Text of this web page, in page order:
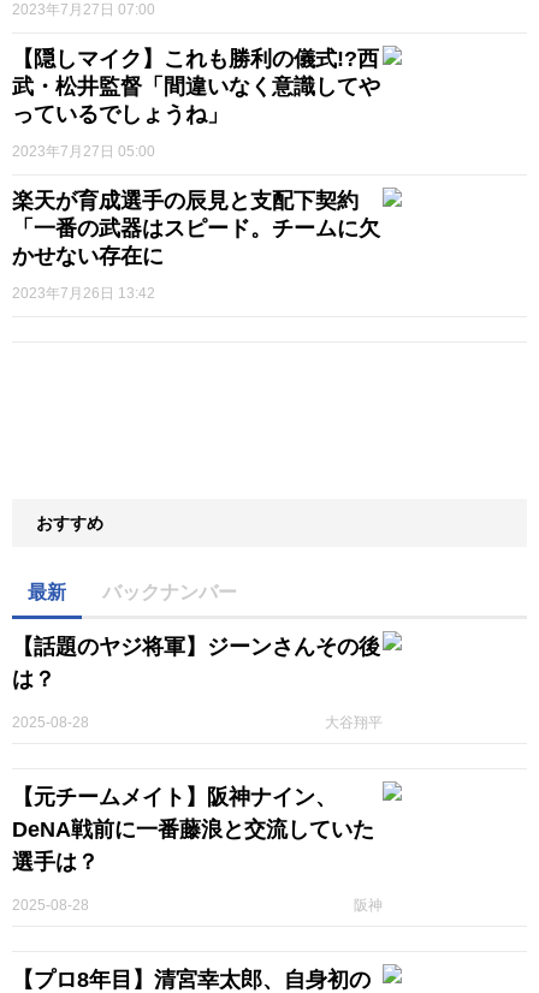
2023年7月27日 07:00
【隠しマイク】これも勝利の儀式!?西
武・松井監督「間違いなく意識してや
っているでしょうね」
2023年7月27日 05:00
楽天が育成選手の辰見と支配下契約
「一番の武器はスピード。チームに欠
かせない存在に
2023年7月26日 13:42
おすすめ
最新 バックナンバー
【話題のヤジ将軍】ジーンさんその後
は？
大谷翔平
2025-08-28
【元チームメイト】阪神ナイン、
DeNA戦前に一番藤浪と交流していた
選手は？
阪神
2025-08-28
【プロ8年目】清宮幸太郎、自身初の